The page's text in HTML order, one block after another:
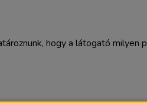
hogy a látogató milyen